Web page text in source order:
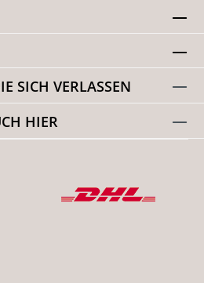
SICH VERLASSEN
HIER